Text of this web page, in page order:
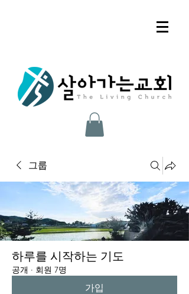
그룹
하루를 시작하는 기도
공개 · 회원 7명
가입